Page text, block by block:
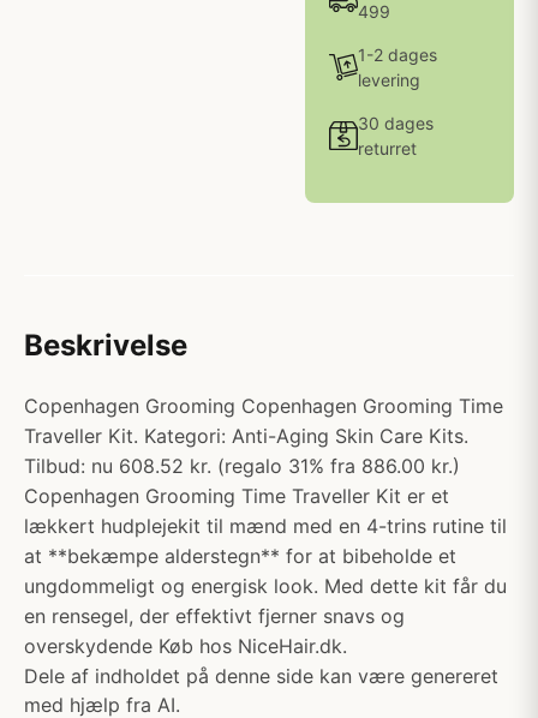
499
1-2 dages
levering
30 dages
returret
Beskrivelse
Copenhagen Grooming Copenhagen Grooming Time
Traveller Kit. Kategori: Anti-Aging Skin Care Kits.
Tilbud: nu 608.52 kr. (regalo 31% fra 886.00 kr.)
Copenhagen Grooming Time Traveller Kit er et
lækkert hudplejekit til mænd med en 4-trins rutine til
at **bekæmpe alderstegn** for at bibeholde et
ungdommeligt og energisk look. Med dette kit får du
en rensegel, der effektivt fjerner snavs og
overskydende Køb hos NiceHair.dk.
Dele af indholdet på denne side kan være genereret
med hjælp fra AI.